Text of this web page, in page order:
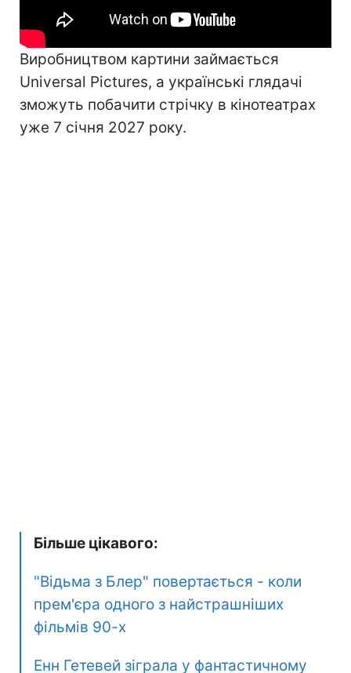
Виробництвом картини займається
Universal Pictures, а українські глядачі
зможуть побачити стрічку в кінотеатрах
уже 7 січня 2027 року.
Більше цікавого:
"Відьма з Блер" повертається - коли
прем'єра одного з найстрашніших
фільмів 90-х
Енн Гетевей зіграла у фантастичному